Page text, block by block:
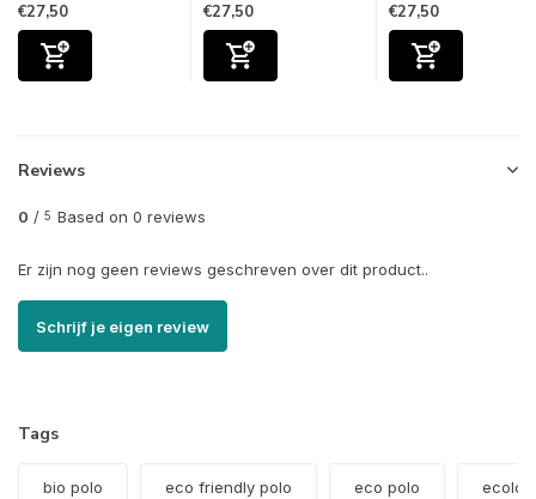
€27,50
€27,50
€27,50
Reviews
0 / 5 Based on 0 reviews
Er zijn nog geen reviews geschreven over dit product..
Schrijf je eigen review
Tags
bio polo eco friendly polo eco polo